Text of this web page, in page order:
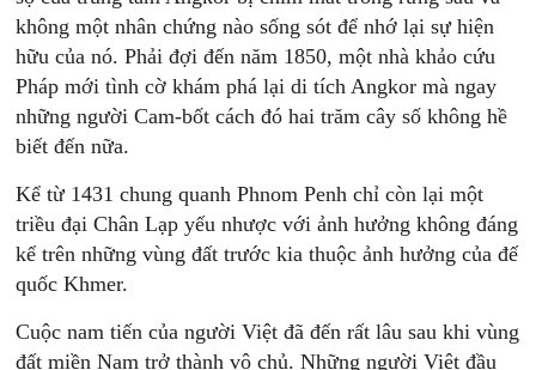
không một nhân chứng nào sống sót để nhớ lại sự hiện
hữu của nó. Phải đợi đến năm 1850, một nhà khảo cứu
Pháp mới tình cờ khám phá lại di tích Angkor mà ngay
những người Cam-bốt cách đó hai trăm cây số không hề
biết đến nữa.
Kể từ 1431 chung quanh Phnom Penh chỉ còn lại một
triều đại Chân Lạp yếu nhược với ảnh hưởng không đáng
kể trên những vùng đất trước kia thuộc ảnh hưởng của đế
quốc Khmer.
Cuộc nam tiến của người Việt đã đến rất lâu sau khi vùng
đất miền Nam trở thành vô chủ. Những người Việt đầu